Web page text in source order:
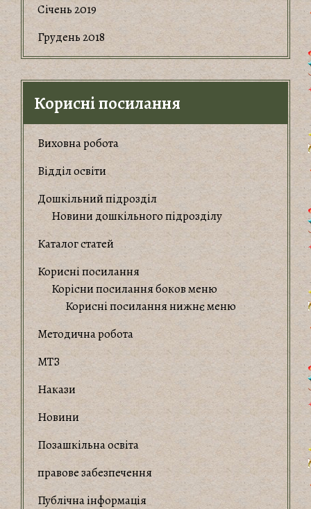
Січень 2019
Грудень 2018
Корисні посилання
Виховна робота
Відділ освіти
Дошкільний підрозділ
Новини дошкільного підрозділу
Каталог статей
Корисні посилання
Корiсни посилання боков меню
Корисні посилання нижнє меню
Методична робота
МТЗ
Накази
Новини
Позашкільна освіта
правове забезпечення
Публічна інформація